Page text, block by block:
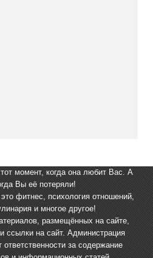
момент, когда она любит Вас. А
Вы её потеряли!
фитнес, психология отношений,
и многое другое!
размещённых на сайте,
ссылки на сайт. Администрация
ответственности за содержание